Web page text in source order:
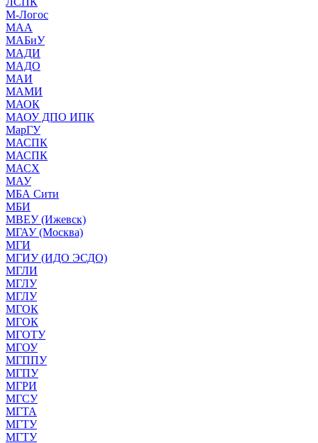
М-Логос
МАА
МАБиУ
МАДИ
МАДО
МАИ
МАМИ
МАОК
МАОУ ДПО ИПК
МарГУ
МАСПК
МАСПК
МАСХ
МАУ
МБА Сити
МБИ
МВЕУ (Ижевск)
МГАУ (Москва)
МГИ
МГИУ (ИДО ЭСДО)
МГЛИ
МГЛУ
МГЛУ
МГОК
МГОК
МГОТУ
МГОУ
МГППУ
МГПУ
МГРИ
МГСУ
МГТА
МГТУ
МГТУ